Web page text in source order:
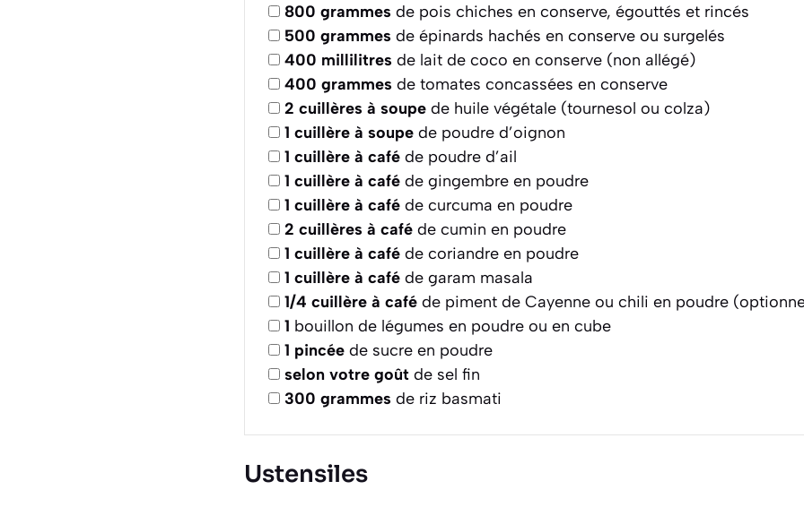
800 grammes de pois chiches en conserve, égouttés et rincés
500 grammes de épinards hachés en conserve ou surgelés
400 millilitres de lait de coco en conserve (non allégé)
400 grammes de tomates concassées en conserve
2 cuillères à soupe de huile végétale (tournesol ou colza)
1 cuillère à soupe de poudre d’oignon
1 cuillère à café de poudre d’ail
1 cuillère à café de gingembre en poudre
1 cuillère à café de curcuma en poudre
2 cuillères à café de cumin en poudre
1 cuillère à café de coriandre en poudre
1 cuillère à café de garam masala
1/4 cuillère à café de piment de Cayenne ou chili en poudre
1 bouillon de légumes en poudre ou en cube
1 pincée de sucre en poudre
selon votre goût de sel fin
300 grammes de riz basmati
Ustensiles